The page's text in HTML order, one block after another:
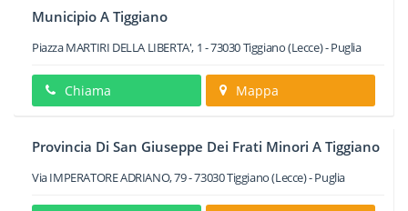
Municipio A Tiggiano
Piazza MARTIRI DELLA LIBERTA', 1 -73030Tiggiano(Lecce) -Puglia
Chiama Mappa
Provincia Di San Giuseppe Dei Frati Minori A Tiggiano
Via IMPERATORE ADRIANO, 79-73030Tiggiano(Lecce) -Puglia